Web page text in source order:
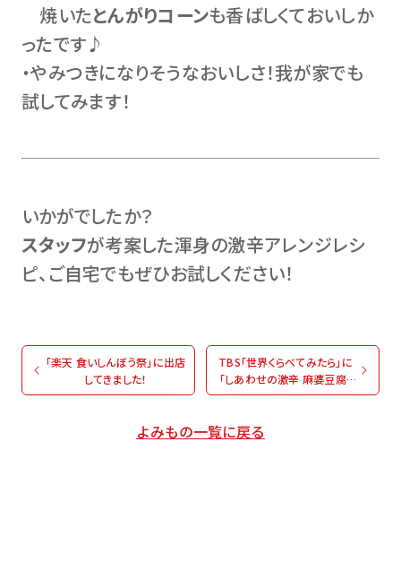
焼いたとんがりコーンも香ばしくておいしか
ったです♪
・やみつきになりそうなおいしさ！我が家でも
試してみます！
いかがでしたか？
スタッフが考案した渾身の激辛アレンジレシ
ピ、ご自宅でもぜひお試しください！
「楽天 食いしんぼう祭」に出店
してきました！
よみもの一覧に戻る
TBS「世界くらべてみたら」に
「しあわせの激辛 麻婆豆腐」
が登場！